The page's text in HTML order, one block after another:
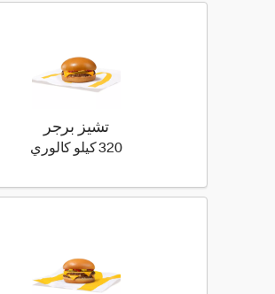
تشيز برجر
320 كيلو كالوري 320 كيلو سعرة حرارية